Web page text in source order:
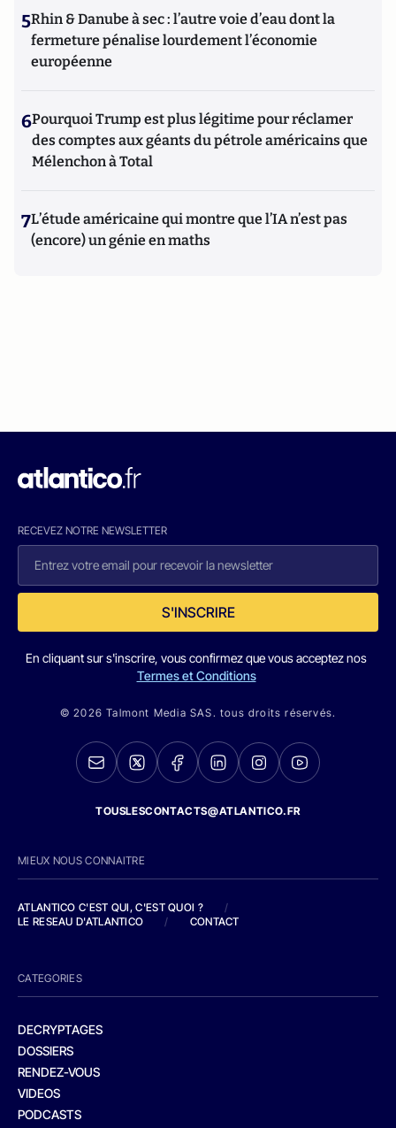
5Rhin & Danube à sec : l’autre voie d’eau dont la
fermeture pénalise lourdement l’économie
européenne
6Pourquoi Trump est plus légitime pour réclamer
des comptes aux géants du pétrole américains que
Mélenchon à Total
7L’étude américaine qui montre que l’IA n’est pas
(encore) un génie en maths
RECEVEZ NOTRE NEWSLETTER
S'INSCRIRE
En cliquant sur s'inscrire, vous confirmez que vous acceptez nos
Termes et Conditions
© 2026 Talmont Media SAS. tous droits réservés.
TOUSLESCONTACTS@ATLANTICO.FR
MIEUX NOUS CONNAITRE
ATLANTICO C'EST QUI, C'EST QUOI ?
/
LE RESEAU D'ATLANTICO
/ CONTACT
CATEGORIES
DECRYPTAGES
DOSSIERS
RENDEZ-VOUS
VIDEOS
PODCASTS